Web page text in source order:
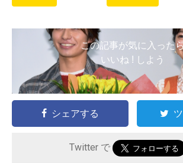
この記事が気に入った
いいね ! しよう
シェアする
Twitter で